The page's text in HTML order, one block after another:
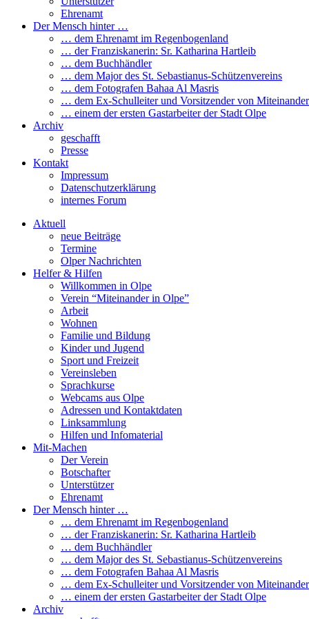
Ehrenamt
Der Mensch hinter …
… dem Ehrenamt im Regenbogenland
… der Franziskanerin: Sr. Katharina Hartleib
… dem Buchhändler
… dem Major des St. Sebastianus-Schützenvereins
… dem Fotografen Bahaa Al Masris
… dem Ex-Schulleiter und Vorsitzender von
… einem der ersten Gastarbeiter der Stadt Olpe
Archiv
geschafft
Presse
Kontakt
Impressum
Datenschutzerklärung
internes Forum
Aktuell
neue Beiträge
Termine
Olper Nachrichten
Helfer & Hilfen
Willkommen in Olpe
Verein “Miteinander in Olpe”
Arbeit
Wohnen
Familie und Bildung
Kinder und Jugend
Sport und Freizeit
Vereinsleben
Sprachkurse
Webcams aus Olpe
Adressen und Kontaktdaten
Linksammlung
Hilfen und Infomaterial
Mit-Machen
Der Verein
Botschafter
Unterstützer
Ehrenamt
Der Mensch hinter …
… dem Ehrenamt im Regenbogenland
… der Franziskanerin: Sr. Katharina Hartleib
… dem Buchhändler
… dem Major des St. Sebastianus-Schützenvereins
… dem Fotografen Bahaa Al Masris
… dem Ex-Schulleiter und Vorsitzender von
… einem der ersten Gastarbeiter der Stadt Olpe
Archiv